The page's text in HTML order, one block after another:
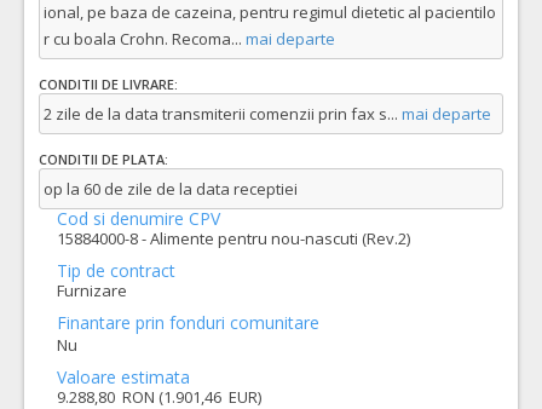
ional, pe baza de cazeina, pentru regimul dietetic al pacientilo
r cu boala Crohn. Recoma... mai departe
CONDITII DE LIVRARE:
2 zile de la data transmiterii comenzii prin fax s... mai departe
CONDITII DE PLATA:
op la 60 de zile de la data receptiei
Cod si denumire CPV
15884000-8 - Alimente pentru nou-nascuti (Rev.2)
Tip de contract
Furnizare
Finantare prin fonduri comunitare
Nu
Valoare estimata
9.288,80 RON (1.901,46 EUR)